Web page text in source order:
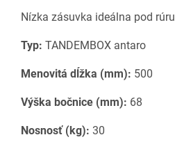
Nízka zásuvka ideálna pod rúru
Typ: TANDEMBOX antaro
Menovitá dĺžka (mm): 500
Výška bočnice (mm): 68
Nosnosť (kg): 30